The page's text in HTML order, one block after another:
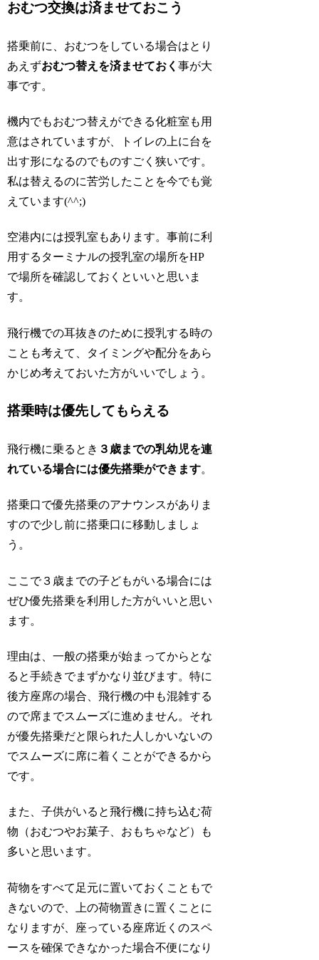
おむつ交換は済ませておこう
搭乗前に、おむつをしている場合はとり
あえずおむつ替えを済ませておく事が大
事です。
機内でもおむつ替えができる化粧室も用
意はされていますが、トイレの上に台を
出す形になるのでものすごく狭いです。
私は替えるのに苦労したことを今でも覚
えています(^^;)
空港内には授乳室もあります。事前に利
用するターミナルの授乳室の場所をHP
で場所を確認しておくといいと思いま
す。
飛行機での耳抜きのために授乳する時の
ことも考えて、タイミングや配分をあら
かじめ考えておいた方がいいでしょう。
搭乗時は優先してもらえる
飛行機に乗るとき ３歳までの乳幼児を連
れている場合には優先搭乗ができます。
搭乗口で優先搭乗のアナウンスがありま
すので少し前に搭乗口に移動しましょ
う。
ここで３歳までの子どもがいる場合には
ぜひ優先搭乗を利用した方がいいと思い
ます。
理由は、一般の搭乗が始まってからとな
ると手続きでまずかなり並びます。特に
後方座席の場合、飛行機の中も混雑する
ので席までスムーズに進めません。それ
が優先搭乗だと限られた人しかいないの
でスムーズに席に着くことができるから
です。
また、子供がいると飛行機に持ち込む荷
物（おむつやお菓子、おもちゃなど）も
多いと思います。
荷物をすべて足元に置いておくこともで
きないので、上の荷物置きに置くことに
なりますが、座っている座席近くのスペ
ースを確保できなかった場合不便になり